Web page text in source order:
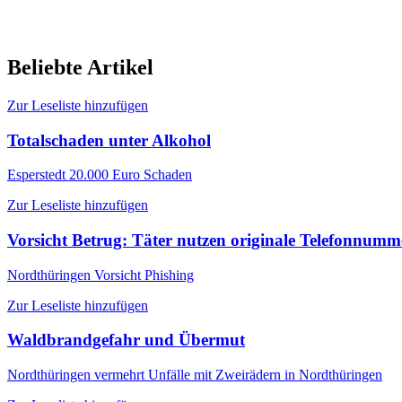
Beliebte Artikel
Zur Leseliste hinzufügen
Totalschaden unter Alkohol
Esperstedt 20.000 Euro Schaden
Zur Leseliste hinzufügen
Vorsicht Betrug: Täter nutzen originale
Nordthüringen Vorsicht Phishing
Zur Leseliste hinzufügen
Waldbrandgefahr und Übermut
Nordthüringen vermehrt Unfälle mit Zweirädern in Nordthüringen